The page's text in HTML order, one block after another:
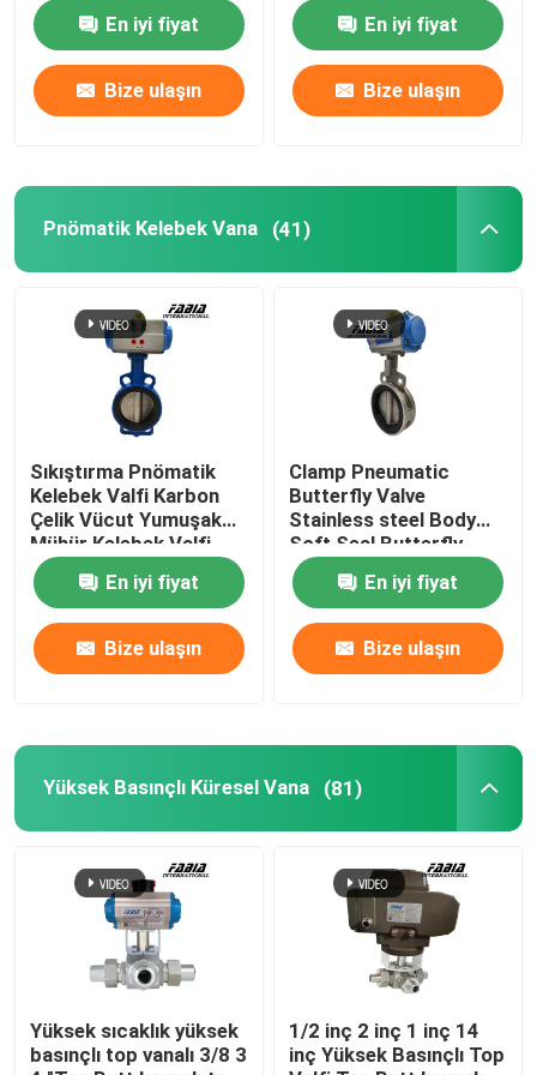
Hakkımızda
Kalite Kontrolü
Bir teklif isteği
Pnömatik Kelebek Vana
Yüksek Basınçlı Küresel Vana
Deniz kelebekleri valfi
Havalandırma kelebek vana
Damper Valfı
FB Küresel Vana
Yüksek Sıcaklık Küresel Vana
Endüstriyel Kelebek Vana
En iyi fiyat
Bize ulaşın
En iyi fiyat
Bize ulaşın
Pnömatik Kelebek Vana (41)
Sıkıştırma Pnömatik
Kelebek Valfi Karbon
Çelik Vücut Yumuşak
Mühür Kelebek Valfi
En iyi fiyat
Bize ulaşın
Clamp Pneumatic
Butterfly Valve
Stainless steel Body
Soft Seal Butterfly
Valve
En iyi fiyat
Bize ulaşın
Yüksek Basınçlı Küresel Vana (81)
Yüksek sıcaklık yüksek
basınçlı top vanalı 3/8 3
1/2 inç 2 inç 1 inç 14
inç Yüksek Basınçlı Top